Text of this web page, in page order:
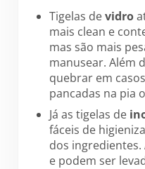
Tigelas devidro
mais clean e
mas são mais
manusear. Além
quebrar em
pancadas na pia
Já as tigelas de
fáceis de
dos ingredientes.
e podem ser